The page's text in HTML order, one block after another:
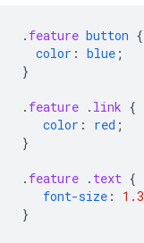
. feature button {
color : blue ;
}
. feature . link {
color : red ;
}
. feature . text {
font-size : 1.3
}